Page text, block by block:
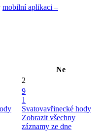
mobilní aplikaci –
Ne
2
9
1
Svatovavřinecké hody
Zobrazit všechny
záznamy ze dne